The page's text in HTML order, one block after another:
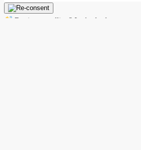
Buying or selling? Let’s chat!